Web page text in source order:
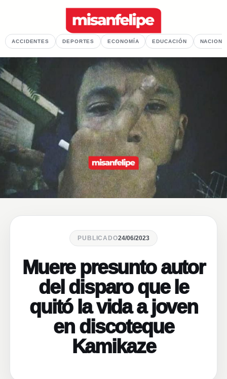
ACCIDENTES DEPORTES ECONOMÍA EDUCACIÓN
PUBLICADO24/06/2023
Muere presunto autor
del disparo que le
quitó la vida a joven
en discoteque
Kamikaze